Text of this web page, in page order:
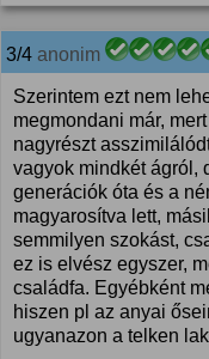
3/4 anonim
Szerintem ezt nem
megmondani már,
nagyrészt
vagyok mindkét ágról,
generációk óta és a
magyarosítva lett,
semmilyen szokást,
ez is elvész egyszer,
családfa. Egyébként
hiszen pl az anyai
ugyanazon a telken